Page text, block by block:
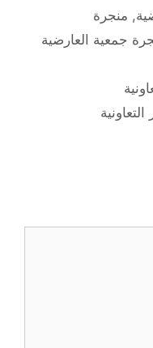
, منجرة
جمعية العارضية